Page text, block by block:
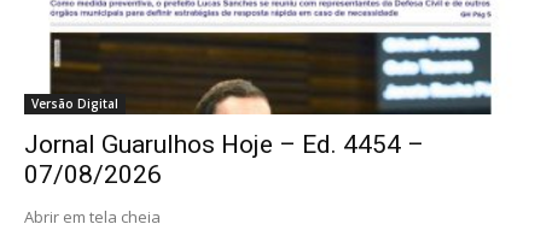
Versão Digital
Jornal Guarulhos Hoje – Ed. 4454 –
07/08/2026
Abrir em tela cheia